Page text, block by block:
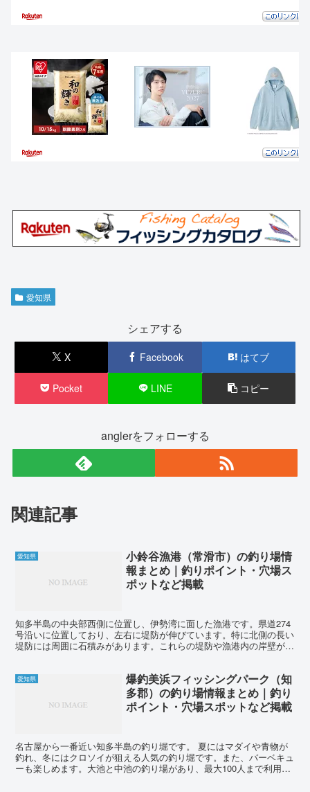
愛知県
シェアする
X Facebook はてブ
Pocket LINE コピー
anglerをフォローする
関連記事
愛知県
小鈴谷漁港（常滑市）の釣り場情
報まとめ｜釣りポイント・穴場ス
ポットなど掲載
知多半島の中央部西側に位置し、伊勢湾に面した漁港です。県道274
号沿いに位置しており、左右に堤防が伸びています。特に北側の長い
堤防には周囲に石積みがあります。これらの堤防や漁港内の岸壁が釣
愛知県
爆釣美浜フィッシングパーク（知
多郡）の釣り場情報まとめ｜釣り
ポイント・穴場スポットなど掲載
名古屋から一番近い知多半島の釣り堀です。 夏にはマダイや青物が
釣れ、冬にはクロソイが狙える人気の釣り堀です。また、バーベキュ
ーも楽しめます。大池と中池の釣り場があり、最大100人まで利用で